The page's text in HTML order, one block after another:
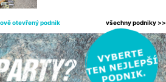
otevřený podnik všechny podniky >>